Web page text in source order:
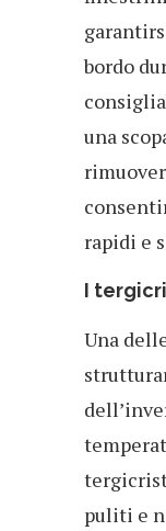
bordo
una
rapidi e
I
Una
puliti e